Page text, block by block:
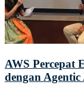
AWS Percepat
dengan